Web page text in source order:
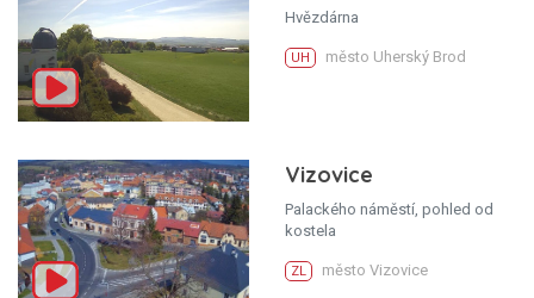
Hvězdárna
UH město Uherský Brod
Vizovice
Palackého náměstí, pohled od
kostela
ZL město Vizovice